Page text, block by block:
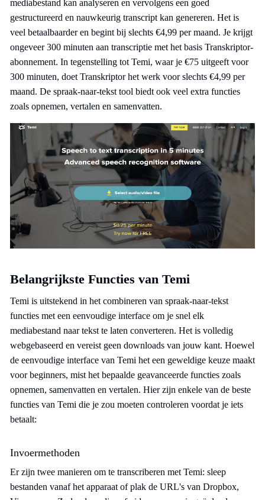
mediabestand kan analyseren en vervolgens een goed
gestructureerd en nauwkeurig transcript kan genereren. Het is
veel betaalbaarder en begint bij slechts €4,99 per maand. Je krijgt
ongeveer 300 minuten aan transcriptie met het basis Transkriptor-
abonnement. In tegenstelling tot Temi, waar je €75 uitgeeft voor
300 minuten, doet Transkriptor het werk voor slechts €4,99 per
maand. De spraak-naar-tekst tool biedt ook veel extra functies
zoals opnemen, vertalen en samenvatten.
Belangrijkste Functies van Temi
Temi is uitstekend in het combineren van spraak-naar-tekst
functies met een eenvoudige interface om je snel elk
mediabestand naar tekst te laten converteren. Het is volledig
webgebaseerd en vereist geen downloads van jouw kant. Hoewel
de eenvoudige interface van Temi het een geweldige keuze maakt
voor beginners, mist het bepaalde geavanceerde functies zoals
opnemen, samenvatten en vertalen. Hier zijn enkele van de beste
functies van Temi die je zou moeten controleren voordat je iets
betaalt:
Invoermethoden
Er zijn twee manieren om te transcriberen met Temi: sleep
bestanden vanaf het apparaat of plak de URL's van Dropbox,